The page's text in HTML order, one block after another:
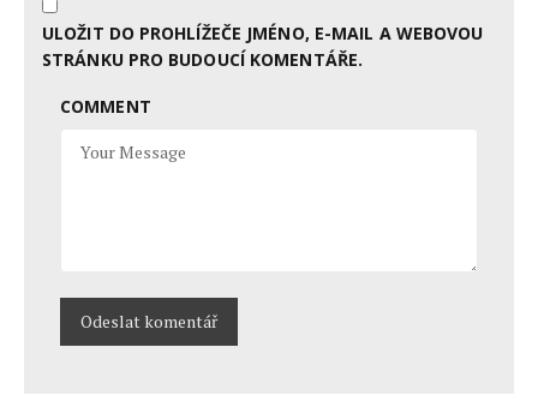
ULOŽIT DO PROHLÍŽEČE JMÉNO, E-MAIL A WEBOVOU
STRÁNKU PRO BUDOUCÍ KOMENTÁŘE.
COMMENT